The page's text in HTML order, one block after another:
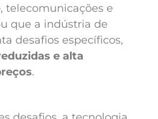
telecomunicações e
que a indústria de
desafios específicos,
e alta
.